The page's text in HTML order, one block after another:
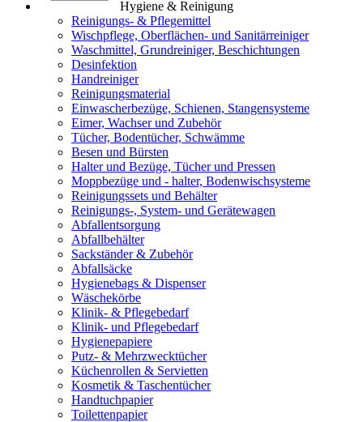
Hygiene & Reinigung
Reinigungs- & Pflegemittel
Wischpflege, Oberflächen- und Sanitärreiniger
Waschmittel, Grundreiniger, Beschichtungen
Desinfektion
Handreiniger
Reinigungsmaterial
Einwascherbezüge, Schienen, Stangensysteme
Eimer, Wachser und Zubehör
Tücher, Bodentücher, Schwämme
Besen und Bürsten
Halter und Bezüge, Tücher und Pressen
Moppbezüge und - halter, Bodenwischsysteme
Reinigungssets und Behälter
Reinigungs-, System- und Gerätewagen
Abfallentsorgung
Abfallbehälter
Sackständer & Zubehör
Abfallsäcke
Hygienebags & Dispenser
Wäschekörbe
Klinik- & Pflegebedarf
Klinik- und Pflegebedarf
Hygienepapiere
Putz- & Mehrzwecktücher
Küchenrollen & Servietten
Kosmetik & Taschentücher
Handtuchpapier
Toilettenpapier